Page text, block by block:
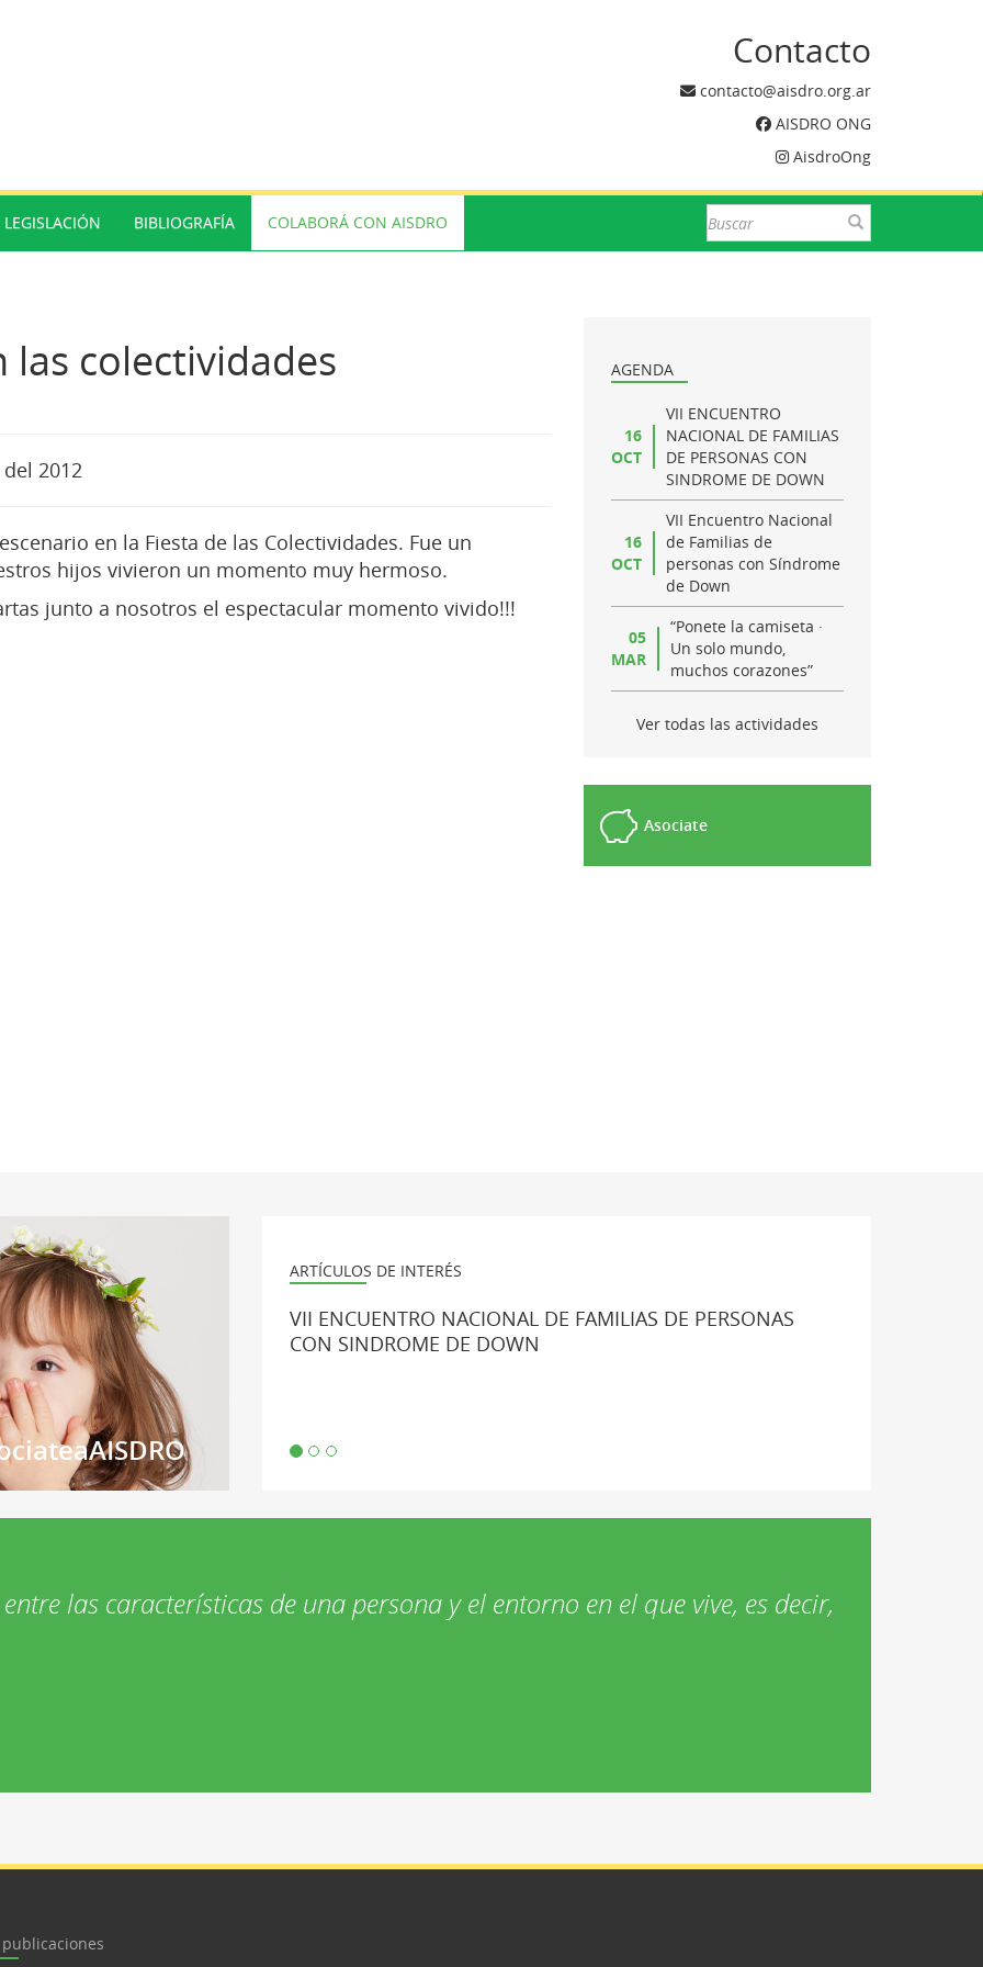
Contacto
contacto@aisdro.org.ar
AISDRO ONG
AisdroOng
LEGISLACIÓN BIBLIOGRAFÍA COLABORÁ CON AISDRO
las colectividades
2012
en la Fiesta de las Colectividades. Fue un
hijos vivieron un momento muy hermoso.
junto a nosotros el espectacular momento vivido!!!
AGENDA
16
OCT
VII ENCUENTRO
NACIONAL DE FAMILIAS
DE PERSONAS CON
SINDROME DE DOWN
16
OCT
VII Encuentro Nacional
de Familias de
personas con Síndrome
de Down
05
MAR
“Ponete la camiseta ·
Un solo mundo,
muchos corazones”
Ver todas las actividades
Asociate
ARTÍCULOS DE INTERÉS
VII ENCUENTRO NACIONAL DE FAMILIAS DE PERSONAS
CON SINDROME DE DOWN
las características de una persona y el entorno en el que vive, es decir,